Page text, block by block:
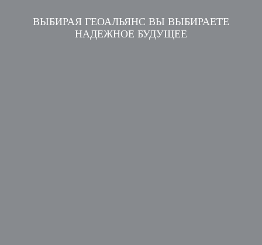
ВЫБИРАЯ ГЕОАЛЬЯНС ВЫ ВЫБИРАЕТЕ
НАДЕЖНОЕ БУДУЩЕЕ